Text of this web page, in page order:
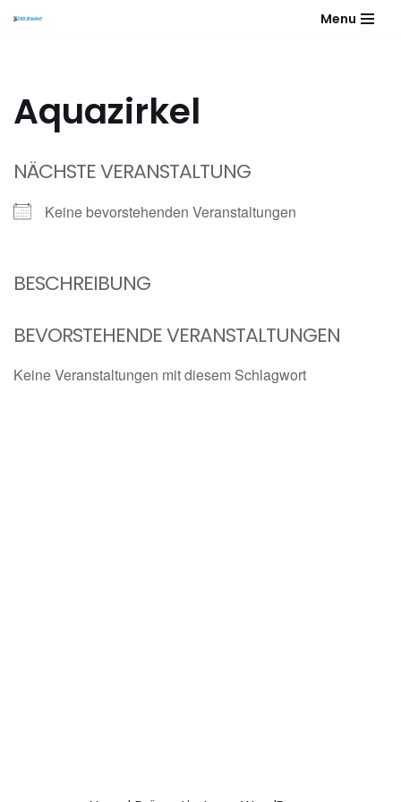
Menu
Aquazirkel
NÄCHSTE VERANSTALTUNG
Keine bevorstehenden Veranstaltungen
BESCHREIBUNG
BEVORSTEHENDE VERANSTALTUNGEN
Keine Veranstaltungen mit diesem Schlagwort